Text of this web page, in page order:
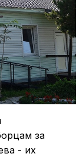
за
- их